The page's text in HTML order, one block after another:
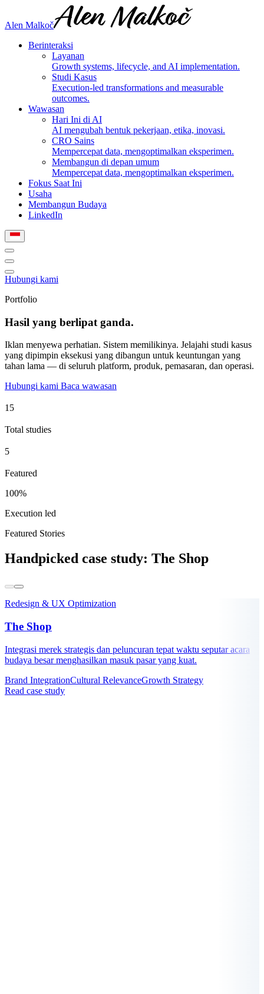
Alen Malkoč
Berinteraksi
Layanan
Growth systems, lifecycle, and AI implementation.
Studi Kasus
Execution-led transformations and measurable
outcomes.
Wawasan
Hari Ini di AI
AI mengubah bentuk pekerjaan, etika, inovasi.
CRO Sains
Mempercepat data, mengoptimalkan eksperimen.
Membangun di depan umum
Mempercepat data, mengoptimalkan eksperimen.
Fokus Saat Ini
Usaha
Membangun Budaya
LinkedIn
Hubungi kami
Portfolio
Hasil yang berlipat ganda.
Iklan menyewa perhatian. Sistem memilikinya. Jelajahi studi kasus
yang dipimpin eksekusi yang dibangun untuk keuntungan yang
tahan lama — di seluruh platform, produk, pemasaran, dan operasi.
Hubungi kami Baca wawasan
Total studies
Featured
100%
Execution led
Featured Stories
Handpicked case study: The Shop
Redesign & UX Optimization
The Shop
Integrasi merek strategis dan peluncuran tepat waktu seputar acara
budaya besar menghasilkan masuk pasar yang kuat.
Brand IntegrationCultural RelevanceGrowth Strategy
Read case study